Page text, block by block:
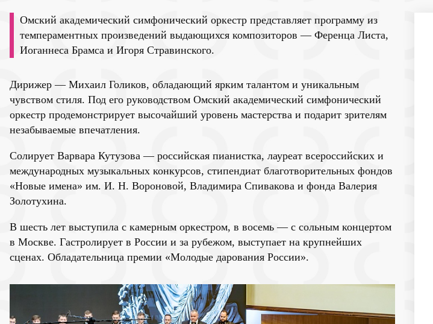
Омский академический симфонический оркестр представляет программу из
темпераментных произведений выдающихся композиторов — Ференца Листа,
Иоганнеса Брамса и Игоря Стравинского.
Дирижер — Михаил Голиков, обладающий ярким талантом и уникальным
чувством стиля. Под его руководством Омский академический симфонический
оркестр продемонстрирует высочайший уровень мастерства и подарит зрителям
незабываемые впечатления.
Солирует Варвара Кутузова — российская пианистка, лауреат всероссийских и
международных музыкальных конкурсов, стипендиат благотворительных фондов
«Новые имена» им. И. Н. Вороновой, Владимира Спивакова и фонда Валерия
Золотухина.
В шесть лет выступила с камерным оркестром, в восемь — с сольным концертом
в Москве. Гастролирует в России и за рубежом, выступает на крупнейших
сценах. Обладательница премии «Молодые дарования России».